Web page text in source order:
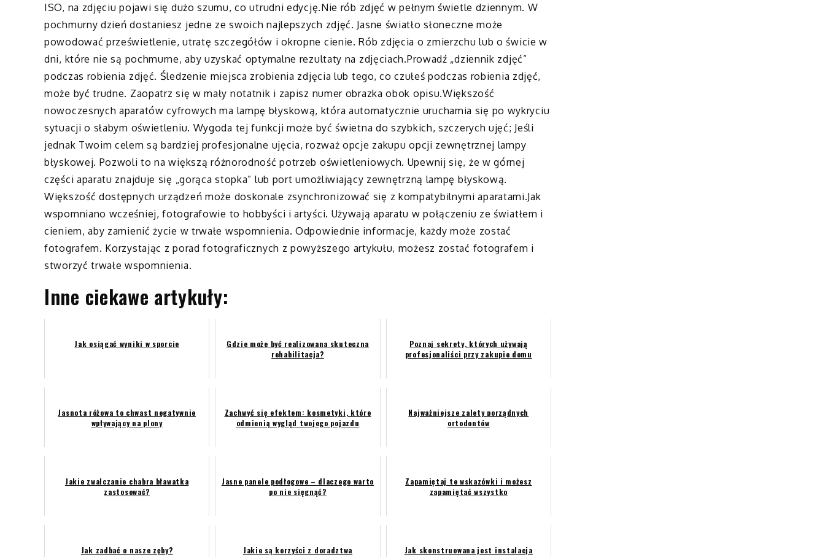
ISO, na zdjęciu pojawi się dużo szumu, co utrudni edycję.Nie rób zdjęć w pełnym świetle dziennym. W
pochmurny dzień dostaniesz jedne ze swoich najlepszych zdjęć. Jasne światło słoneczne może
powodować prześwietlenie, utratę szczegółów i okropne cienie. Rób zdjęcia o zmierzchu lub o świcie w
dni, które nie są pochmurne, aby uzyskać optymalne rezultaty na zdjęciach.Prowadź „dziennik zdjęć”
podczas robienia zdjęć. Śledzenie miejsca zrobienia zdjęcia lub tego, co czułeś podczas robienia zdjęć,
może być trudne. Zaopatrz się w mały notatnik i zapisz numer obrazka obok opisu.Większość
nowoczesnych aparatów cyfrowych ma lampę błyskową, która automatycznie uruchamia się po wykryciu
sytuacji o słabym oświetleniu. Wygoda tej funkcji może być świetna do szybkich, szczerych ujęć; Jeśli
jednak Twoim celem są bardziej profesjonalne ujęcia, rozważ opcje zakupu opcji zewnętrznej lampy
błyskowej. Pozwoli to na większą różnorodność potrzeb oświetleniowych. Upewnij się, że w górnej
części aparatu znajduje się „gorąca stopka” lub port umożliwiający zewnętrzną lampę błyskową.
Większość dostępnych urządzeń może doskonale zsynchronizować się z kompatybilnymi aparatami.Jak
wspomniano wcześniej, fotografowie to hobbyści i artyści. Używają aparatu w połączeniu ze światłem i
cieniem, aby zamienić życie w trwałe wspomnienia. Odpowiednie informacje, każdy może zostać
fotografem. Korzystając z porad fotograficznych z powyższego artykułu, możesz zostać fotografem i
stworzyć trwałe wspomnienia.
Inne ciekawe artykuły:
Jak osiągać wyniki w sporcie
Gdzie może być realizowana skuteczna
rehabilitacja?
Poznaj sekrety, których używają
profesjonaliści przy zakupie domu
Jasnota różowa to chwast negatywnie
wpływający na plony
Zachwyć się efektem: kosmetyki, które
odmienią wygląd twojego pojazdu
Najważniejsze zalety porządnych
ortodontów
Jakie zwalczanie chabra bławatka
zastosować?
Jasne panele podłogowe – dlaczego warto
po nie sięgnąć?
Zapamiętaj te wskazówki i możesz
zapamiętać wszystko
Jak zadbać o nasze zęby?
Jakie są korzyści z doradztwa
Jak skonstruowana jest instalacja